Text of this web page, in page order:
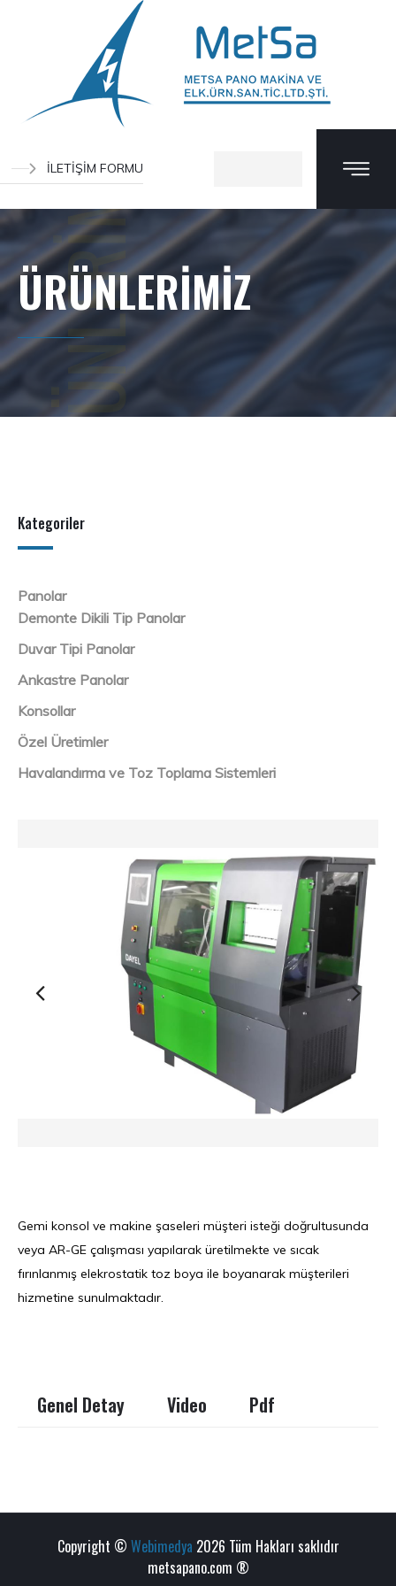
İLETİŞİM FORMU
ÜRÜNLERİMİZ
ÜRÜNLERİMİZ
Kategoriler
Panolar
Demonte Dikili Tip Panolar
Duvar Tipi Panolar
Ankastre Panolar
Konsollar
Özel Üretimler
Havalandırma ve Toz Toplama Sistemleri
Gemi konsol ve makine şaseleri müşteri isteği doğrultusunda
veya AR-GE çalışması yapılarak üretilmekte ve sıcak
fırınlanmış elekrostatik toz boya ile boyanarak müşterileri
hizmetine sunulmaktadır.
Genel Detay Video Pdf
Copyright © Webimedya 2026 Tüm Hakları saklıdır
metsapano.com ®